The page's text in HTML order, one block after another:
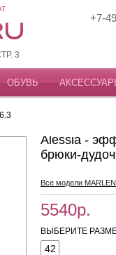
3
+7-
ОБУВЬ
Alessia -
брюки-
Все модели
5540р.
ВЫБЕРИТЕ
42